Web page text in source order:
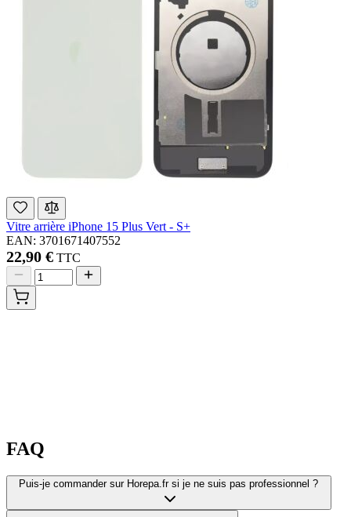
Vitre arrière iPhone 15 Plus Vert - S+
EAN: 3701671407552
22,90 € TTC
FAQ
Puis-je commander sur Horepa.fr si je ne suis pas professionnel ?